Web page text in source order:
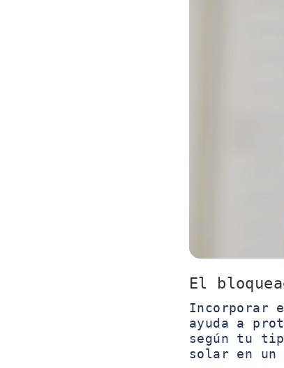
El
Incorporar
ayuda a
según tu
solar en un